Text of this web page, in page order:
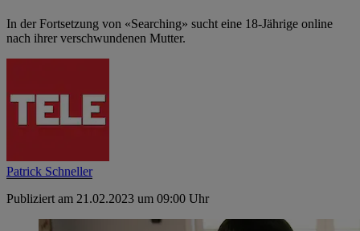
In der Fortsetzung von «Searching» sucht eine 18-Jährige online
nach ihrer verschwundenen Mutter.
Patrick Schneller
Publiziert am 21.02.2023 um 09:00 Uhr